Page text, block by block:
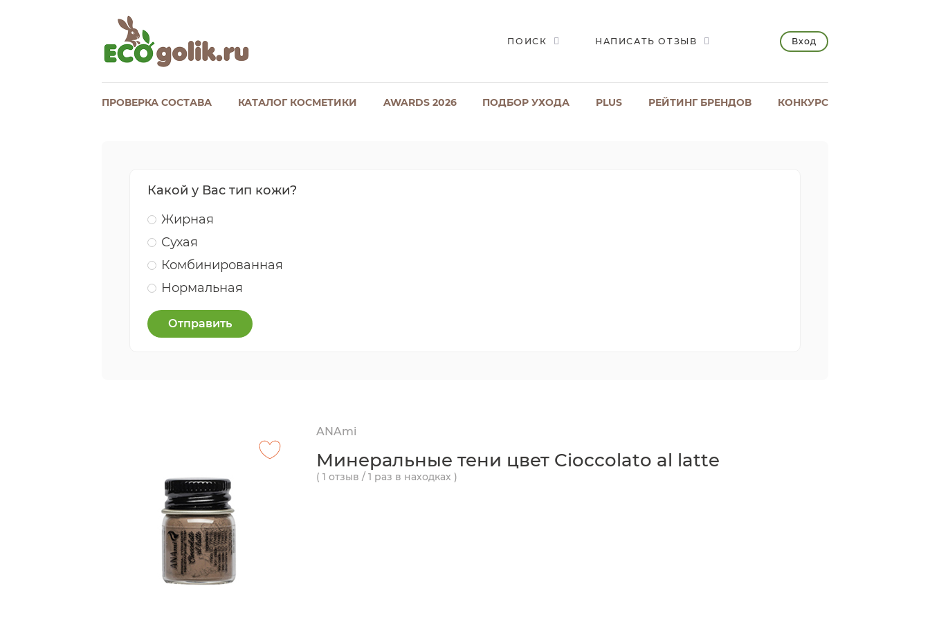
ПОИСК НАПИСАТЬ ОТЗЫВ Вход
ПРОВЕРКА СОСТАВА КАТАЛОГ КОСМЕТИКИ AWARDS 2026 ПОДБОР УХОДА PLUS РЕЙТИНГ БРЕНДОВ КОНКУРС
Какой у Вас тип кожи?
Жирная
Сухая
Комбинированная
Нормальная
Отправить
ANAmi
Минеральные тени цвет Cioccolato al latte
( 1 отзыв / 1 раз в находках )